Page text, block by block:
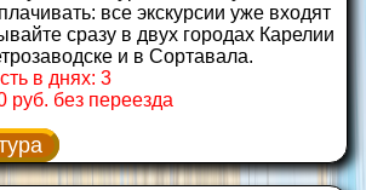
все экскурсии уже входят
сразу в двух городах Карелии
и в Сортавала.
в днях: 3
руб. без переезда